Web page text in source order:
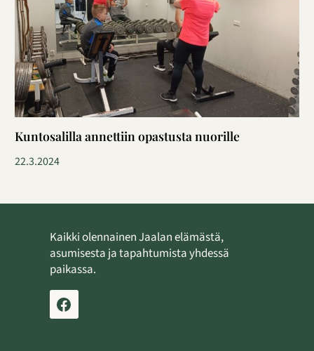
Kuntosalilla annettiin opastusta nuorille
22.3.2024
Kaikki olennainen Jaalan elämästä,
asumisesta ja tapahtumista yhdessä
paikassa.